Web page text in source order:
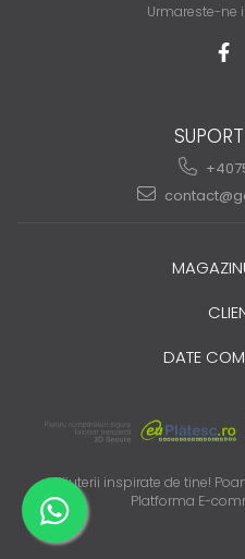
Urmareste-ne
DATE
Bijuterii inspirate de tine!
Platforma E-